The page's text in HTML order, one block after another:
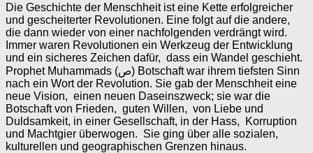
Die Geschichte der Menschheit ist eine Kette erfolgreicher
und gescheiterter Revolutionen. Eine folgt auf die andere,
die dann wieder von einer nachfolgenden verdrängt wird.
Immer waren Revolutionen ein Werkzeug der Entwicklung
und ein sicheres Zeichen dafür, dass ein Wandel geschieht.
Prophet Muhammads (ص) Botschaft war ihrem tiefsten Sinn
nach ein Wort der Revolution. Sie gab der Menschheit eine
neue Vision, einen neuen Daseinszweck; sie war die
Botschaft von Frieden, guten Willen, von Liebe und
Duldsamkeit, in einer Gesellschaft, in der Hass, Korruption
und Machtgier überwogen. Sie ging über alle sozialen,
kulturellen und geographischen Grenzen hinaus.